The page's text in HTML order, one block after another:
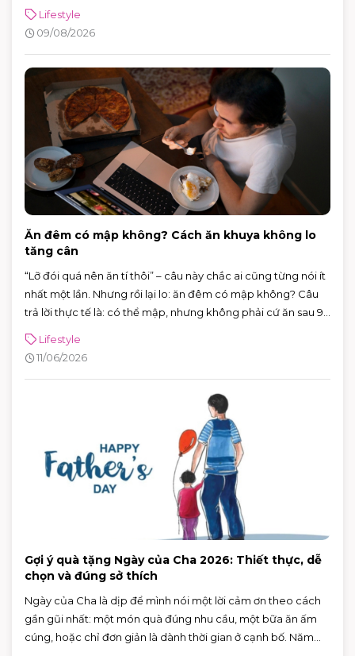
em có khu vui chơi trong nhà, người lớn có thể xem phim, ăn
uống, mua sắm hoặc ngồi cà phê nghỉ chân. Chỉ cần sắp
không bị quá tải.
Lifestyle
09/08/2026
Ăn đêm có mập không? Cách ăn khuya không lo
tăng cân
“Lỡ đói quá nên ăn tí thôi” – câu này chắc ai cũng từng nói ít
nhất một lần. Nhưng rồi lại lo: ăn đêm có mập không? Câu
trả lời thực tế là: có thể mập, nhưng không phải cứ ăn sau 9
Lifestyle
11/06/2026
Gợi ý quà tặng Ngày của Cha 2026: Thiết thực, dễ
chọn và đúng sở thích
Ngày của Cha là dịp để mình nói một lời cảm ơn theo cách
gần gũi nhất: một món quà đúng nhu cầu, một bữa ăn ấm
cúng, hoặc chỉ đơn giản là dành thời gian ở cạnh bố. Năm